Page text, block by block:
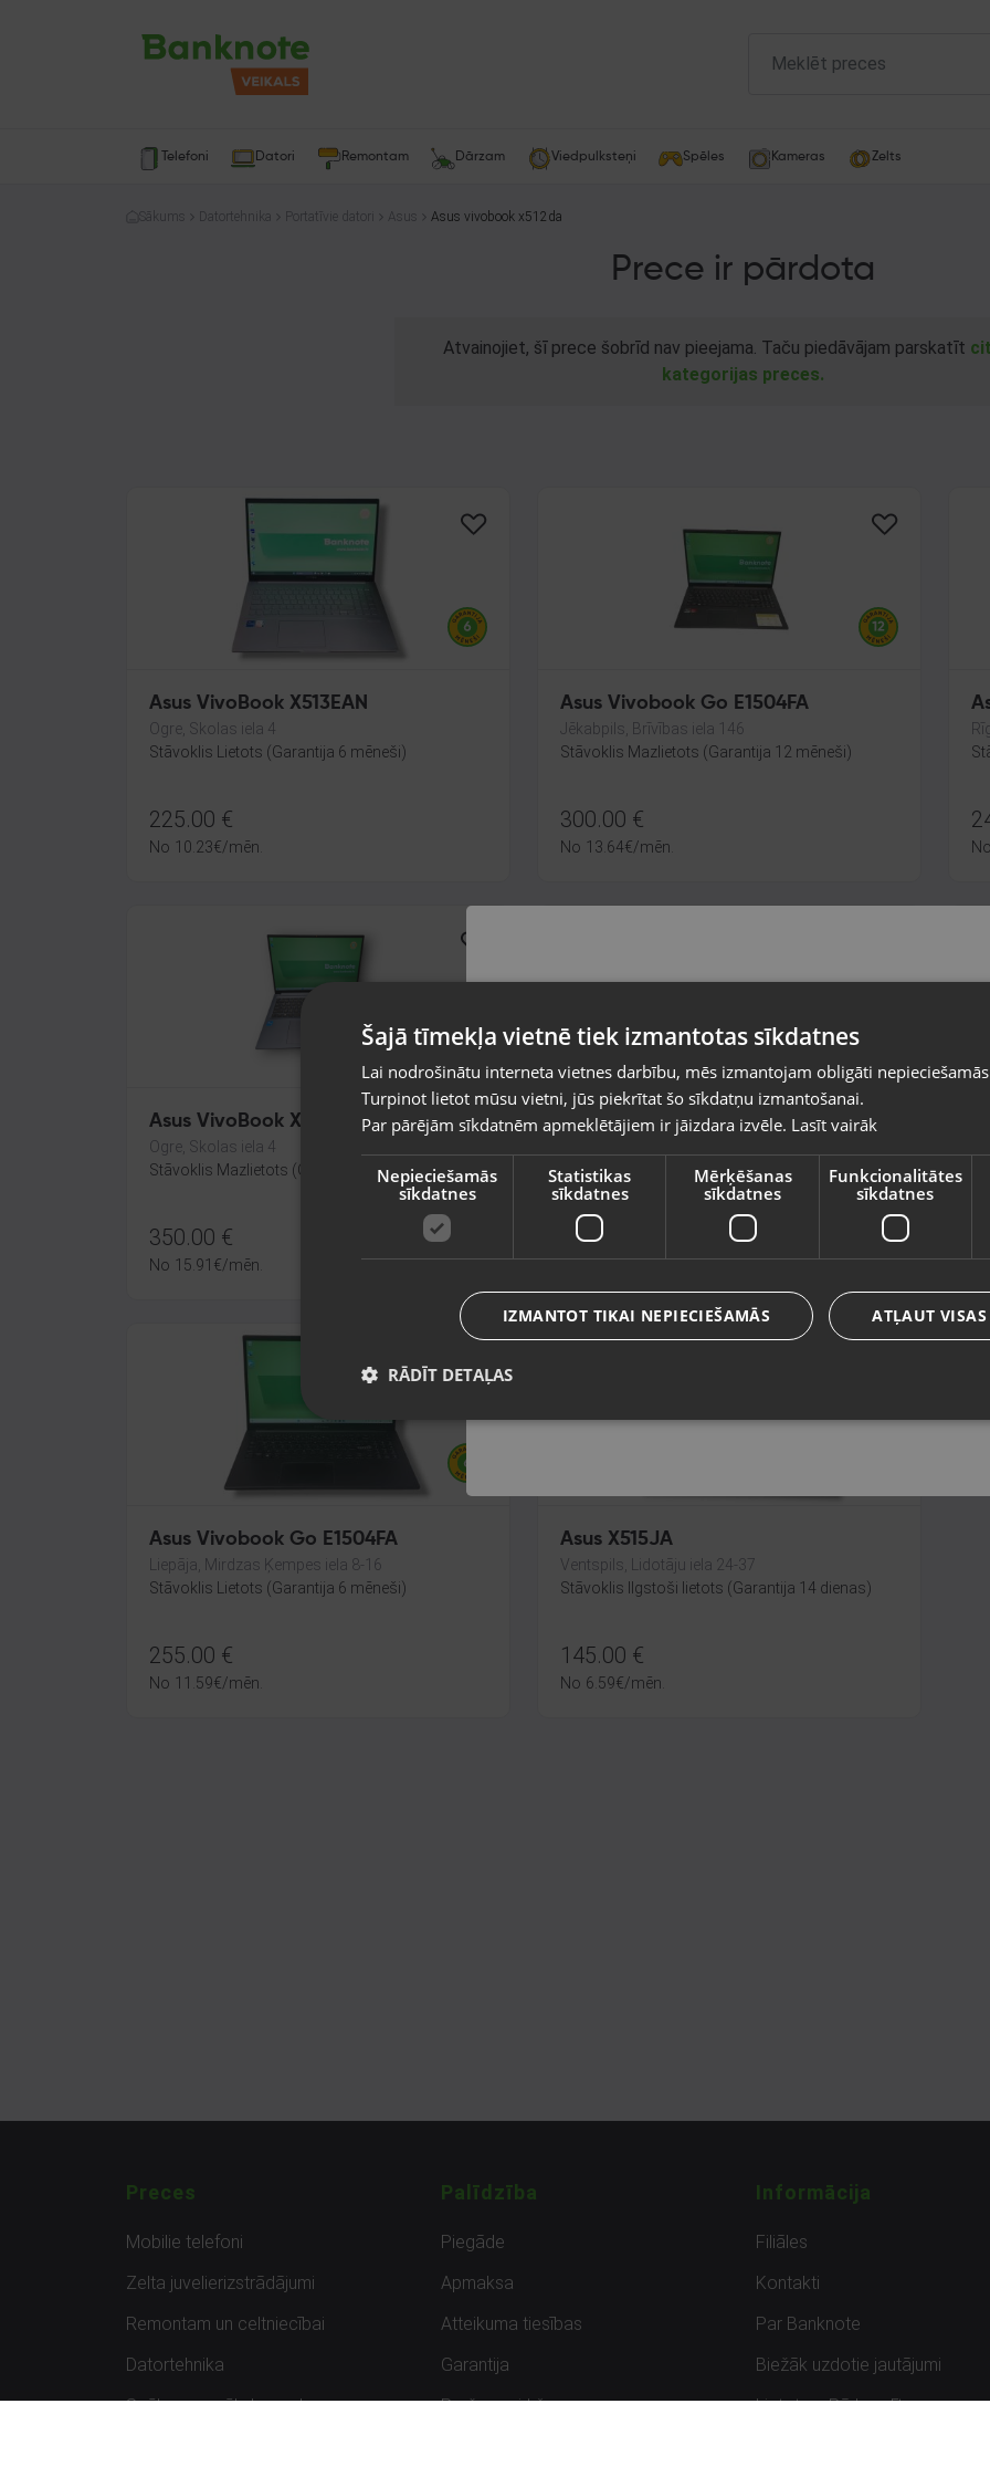
Telefoni Datori Remontam Dārzam Viedpulksteņi Spēles Kameras Zelts
Sākums Datortehnika Portatīvie datori Asus Asus vivobook x512da
Prece ir pārdota
Atvainojiet, šī prece šobrīd nav pieejama. Taču piedāvājam parskatīt
kategorijas preces.
Asus VivoBook X513EAN
Ogre, Skolas iela 4
Stāvoklis Lietots (Garantija 6 mēneši)
225.00 €
No 10.23€/mēn.
Asus Vivobook Go E1504FA
Jēkabpils, Brīvības iela 146
Stāvoklis Mazlietots (Garantija 12 mēneši)
300.00 €
No 13.64€/mēn. No
Asus VivoBook X1603Z
Ogre, Skolas iela 4
Stāvoklis Mazlietots (Garantija 12 mēneši)
350.00 €
No 15.91 €/mēn.
Asus ZenBook UM431DA
Stāvoklis Lietots (Garantija 6 mēneši)
170.00
No 7.73€/mēn.
Asus Vivobook Go E1504FA
Liepāja, Mirdzas Ķempes iela 8-16
Stāvoklis Lietots (Garantija 6 mēneši)
255.00 €
No 11.59€/mēn.
Asus X515JA
Ventspils, Lidotāju iela 24-37
Stāvoklis Ilgstoši lietots (Garantija 14 dienas)
145.00 €
No 6.59€/mēn.
Preces
Mobilie telefoni
Zelta juvelierizstrādājumi
Remontam un celtniecībai
Datortehnika
Spēles un spēļu konsoles
Palīdzība
Piegāde
Apmaksa
Atteikuma tiesības
Garantija
Preču uzpirkšana
Informācija
Filiāles
Kontakti
Par Banknote
Biežāk uzdotie jautājumi
Lietots – Pārbaudīts
valsti
Vietnes saturs būs attēlots izvēlētajā valodā
Valsts
Valoda
Latviešu / Latvian
Šajā tīmekļa vietnē tiek izmantotas sīkdatnes
Lai nodrošinātu interneta vietnes darbību, mēs izmantojam obligāti
Turpinot lietot mūsu vietni, jūs piekrītat šo sīkdatņu izmantošanai.
Par pārējām sīkdatnēm apmeklētājiem ir jāizdara izvēle. Lasīt vairāk
Nepieciešamās
sīkdatnes
Statistikas
sīkdatnes
Mērķēšanas
sīkdatnes
Funkcionalitātes
sīkdatnes
ATĻAUT
IZMANTOT TIKAI NEPIECIEŠAMĀS
RĀDĪT DETAĻAS